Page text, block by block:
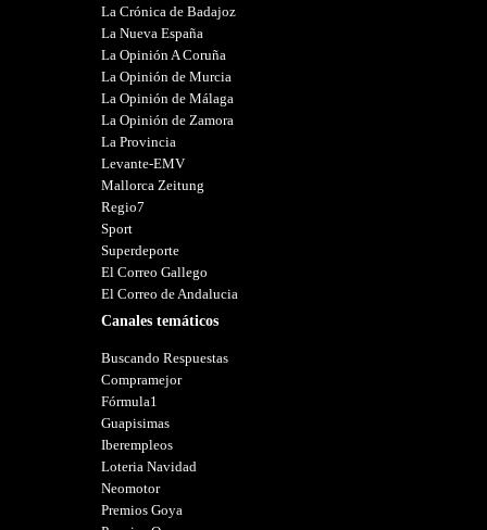
La Crónica de Badajoz
La Nueva España
La Opinión A Coruña
La Opinión de Murcia
La Opinión de Málaga
La Opinión de Zamora
La Provincia
Levante-EMV
Mallorca Zeitung
Regio7
Sport
Superdeporte
El Correo Gallego
El Correo de Andalucia
Canales temáticos
Buscando Respuestas
Compramejor
Fórmula1
Guapisimas
Iberempleos
Loteria Navidad
Neomotor
Premios Goya